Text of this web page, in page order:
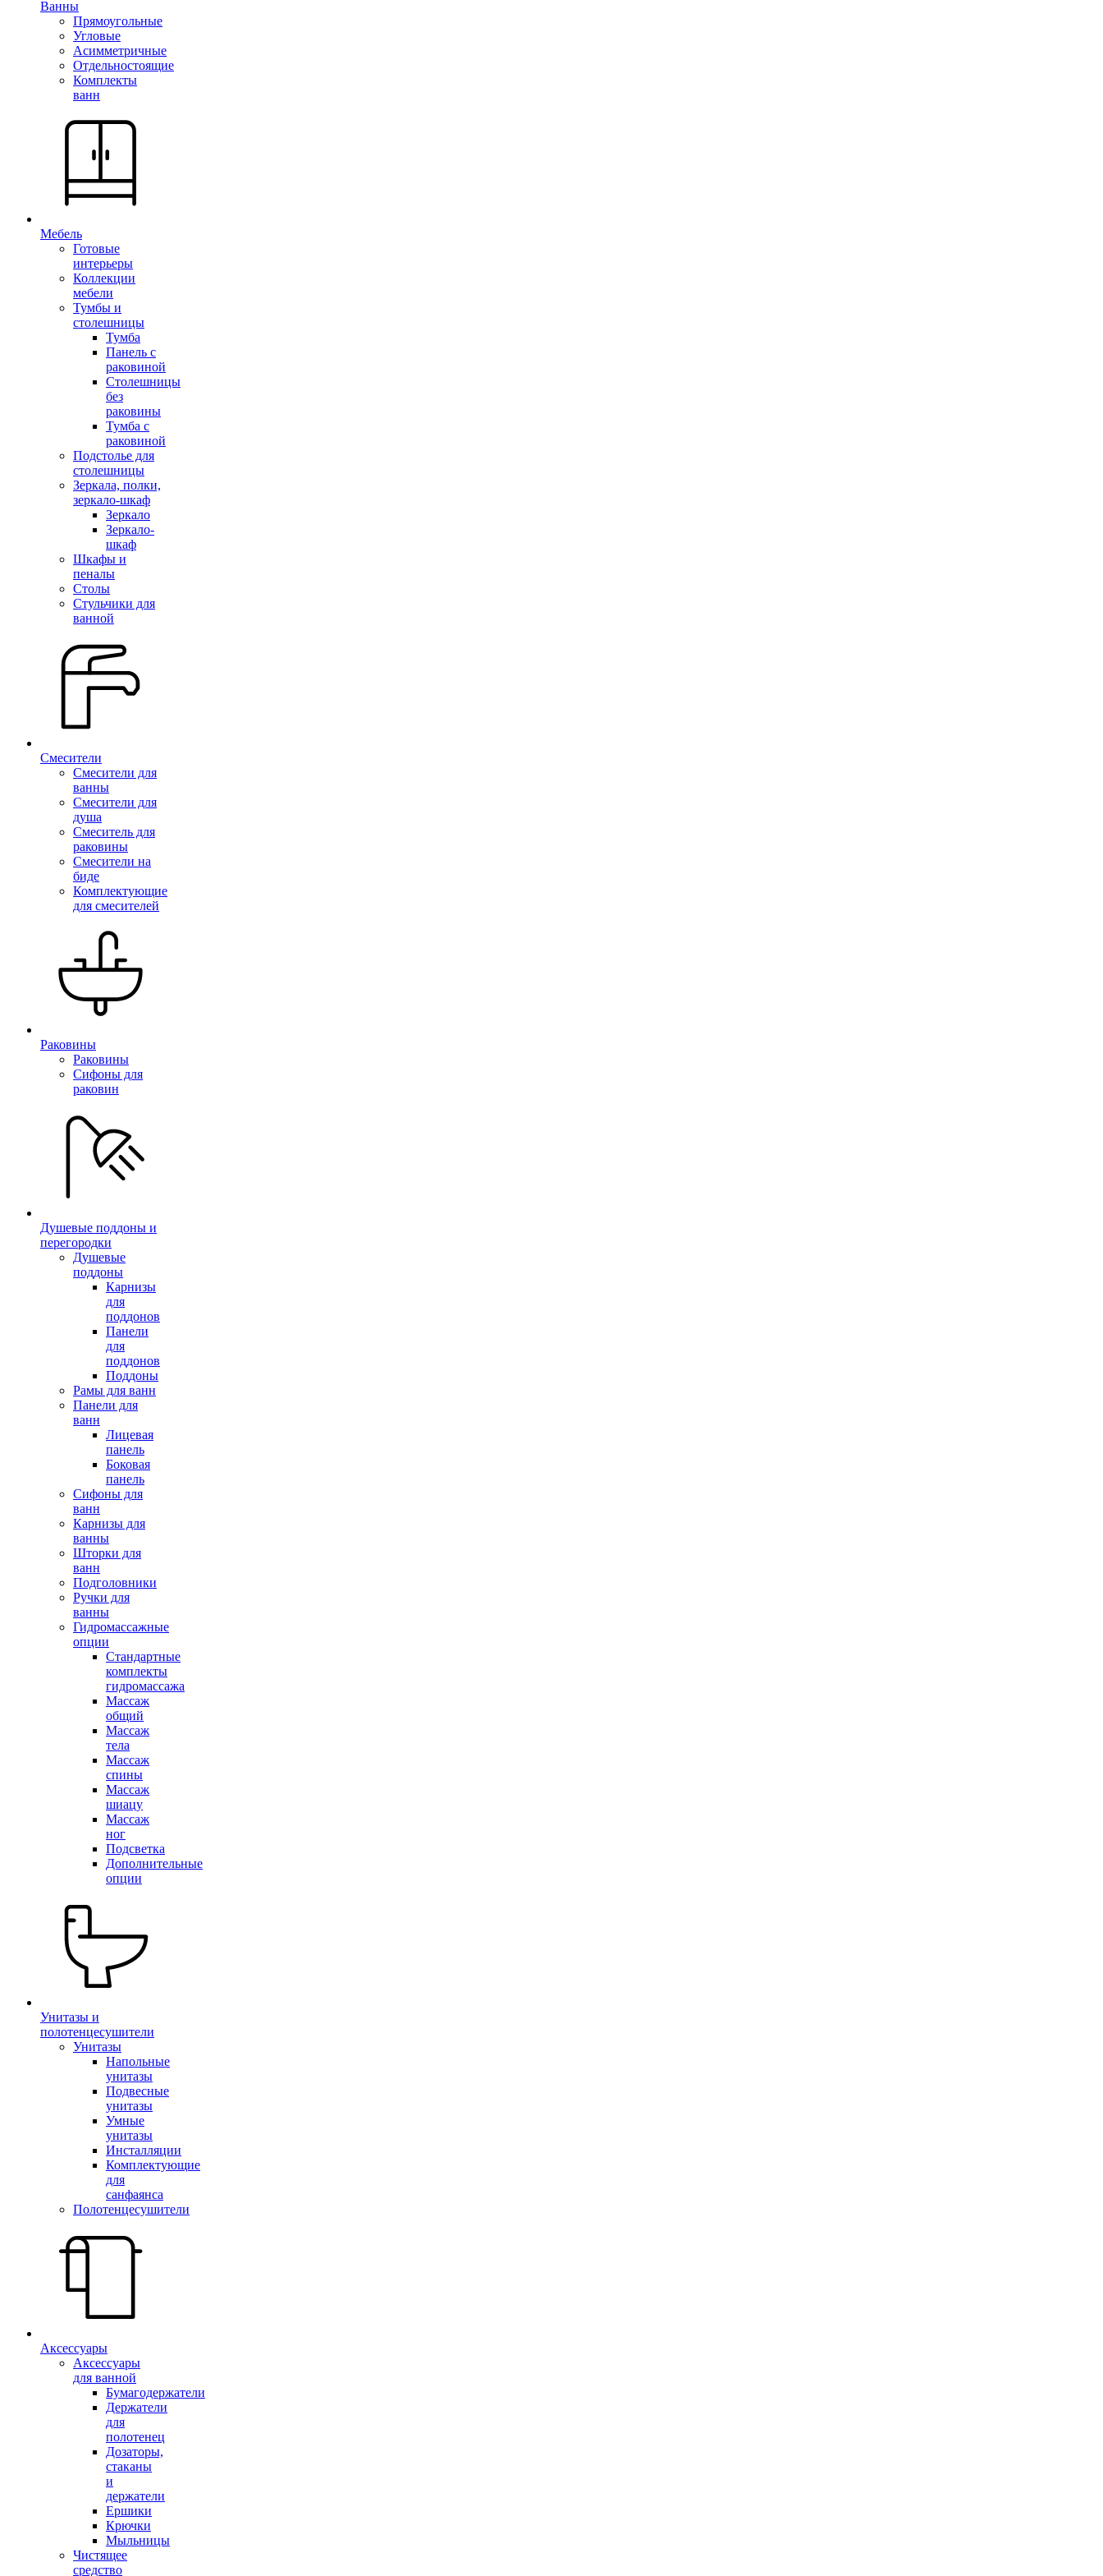
Ванны
Прямоугольные
Угловые
Асимметричные
Отдельностоящие
Комплекты
ванн
Мебель
Готовые
интерьеры
Коллекции
мебели
Тумбы и
столешницы
Тумба
Панель с
раковиной
Столешницы
без
раковины
Тумба с
раковиной
Подстолье для
столешницы
Зеркала, полки,
зеркало-шкаф
Зеркало
Зеркало-
шкаф
Шкафы и
пеналы
Столы
Стульчики для
ванной
Смесители
Смесители для
ванны
Смесители для
душа
Смеситель для
раковины
Смесители на
биде
Комплектующие
для смесителей
Раковины
Раковины
Сифоны для
раковин
Душевые поддоны и
перегородки
Душевые
поддоны
Карнизы
для
поддонов
Панели
для
поддонов
Поддоны
Рамы для ванн
Панели для
ванн
Лицевая
панель
Боковая
панель
Сифоны для
ванн
Карнизы для
ванны
Шторки для
ванн
Подголовники
Ручки для
ванны
Гидромассажные
опции
Стандартные
комплекты
гидромассажа
Массаж
общий
Массаж
тела
Массаж
спины
Массаж
шиацу
Массаж
ног
Подсветка
Дополнительные
опции
Унитазы и
полотенцесушители
Унитазы
Напольные
унитазы
Подвесные
унитазы
Умные
унитазы
Инсталляции
Комплектующие
для
санфаянса
Полотенцесушители
Аксессуары
Аксессуары
для ванной
Бумагодержатели
Держатели
для
полотенец
Дозаторы,
стаканы
и
держатели
Ершики
Крючки
Мыльницы
Чистящее
средство